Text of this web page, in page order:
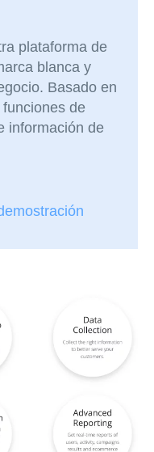
plataforma de
blanca y
Basado en
funciones de
información de